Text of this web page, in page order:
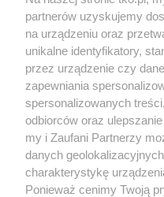
Reklama Tematy
partnerów uzyskujemy
na urządzeniu oraz
unikalne identyfikatory,
przez urządzenie czy
zapewniania
spersonalizowanych
odbiorców oraz
my i Zaufani Partnerzy
danych
charakterystykę
Ponieważ cenimy Twoją